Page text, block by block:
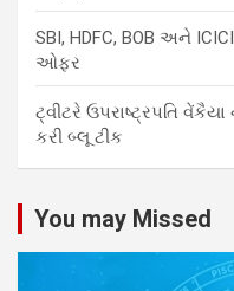
SBI, HDFC, BOB અને
ઓફર
ટ્વીટરે ઉપરાષ્ટ્રપતિ
કરી બ્લૂ ટીક
You may Missed